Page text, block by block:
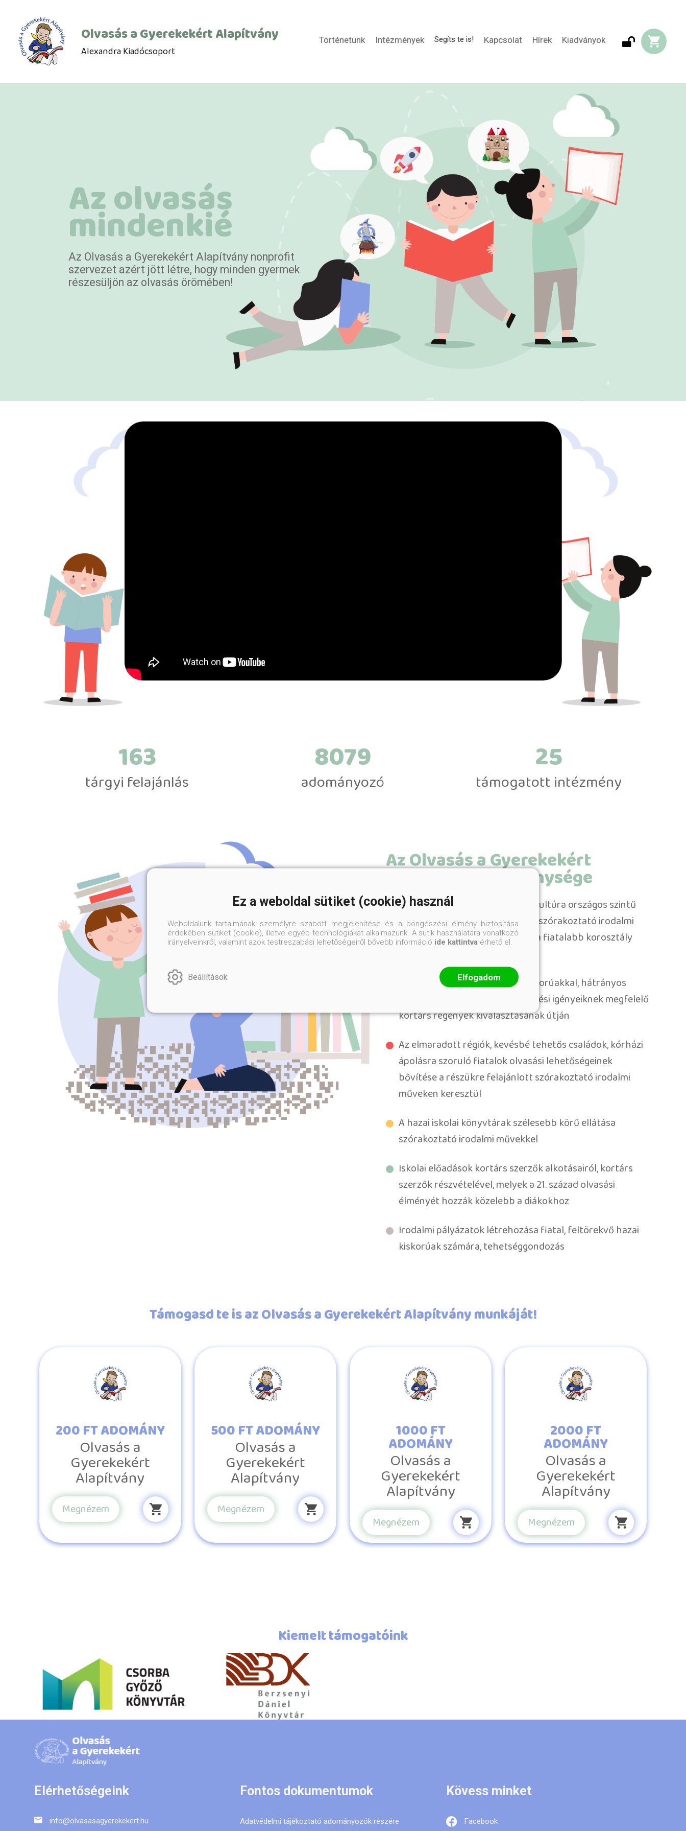
Olvasás a Gyerekekért Alapítvány
Alexandra Kiadócsoport
Történetünk Intézmények Segíts te is! Kapcsolat Hírek Kiadványok
Az olvasás
mindenkié
Az Olvasás a Gyerekekért Alapítvány nonprofit
szervezet azért jött létre, hogy minden gyermek
részesüljön az olvasás örömében!
197
tárgyi felajánlás
9740
adományozó
30
támogatott intézmény
Az Olvasás a Gyerekekért
Alapítvány tevékenysége
Tartós közérdekű célt ellátva a kultúra országos szintű
terjesztése hazai és nemzetközi szórakoztató irodalmi
műveken keresztül, elsősorban a fiatalabb korosztály
Az olvasás megszerettetése kiskorúakkal, hátrányos
helyzetű fiatalokkal az érdeklődési igényeiknek megfelelő
kortárs regények kiválasztásának útján
Az elmaradott régiók, kevésbé tehetős családok, kórházi
ápolásra szoruló fiatalok olvasási lehetőségeinek
bővítése a részükre felajánlott szórakoztató irodalmi
műveken keresztül
A hazai iskolai könyvtárak szélesebb körű ellátása
szórakoztató irodalmi művekkel
Iskolai előadások kortárs szerzők alkotásairól, kortárs
szerzők részvételével, melyek a 21. század olvasási
élményét hozzák közelebb a diákokhoz
Irodalmi pályázatok létrehozása fiatal, feltörekvő hazai
kiskorúak számára, tehetséggondozás
Támogasd te is az Olvasás a Gyerekekért Alapítvány munkáját!
200 FT ADOMÁNY
Olvasás a
Gyerekekért
Alapítvány
Megnézem
500 FT ADOMÁNY
Olvasás a
Gyerekekért
Alapítvány
Megnézem
1000 FT
ADOMÁNY
Olvasás a
Gyerekekért
Alapítvány
Megnézem
2000 FT
ADOMÁNY
Olvasás a
Gyerekekért
Alapítvány
Megnézem
Kiemelt támogatóink
Elérhetőségeink
info@olvasasagyerekekert.hu
Fontos dokumentumok
Adatvédelmi tájékoztató adományozók részére
Kövess minket
Facebook
Ez a weboldal sütiket (cookie) használ
Weboldalunk tartalmának személyre szabott megjelenítése és a böngészési élmény biztosítása
érdekében sütiket (cookie), illetve egyéb technológiákat alkalmazunk. A sütik használatára vonatkozó
irányelveinkről, valamint azok testreszabási lehetőségeiről bővebb információ ide kattintva érhető el.
Beállítások Elfogadom